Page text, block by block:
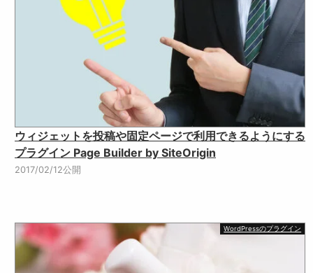
ウィジェットを投稿や固定ページで利用できるようにする
プラグイン Page Builder by SiteOrigin
2017/02/12公開
WordPressのプラグイン